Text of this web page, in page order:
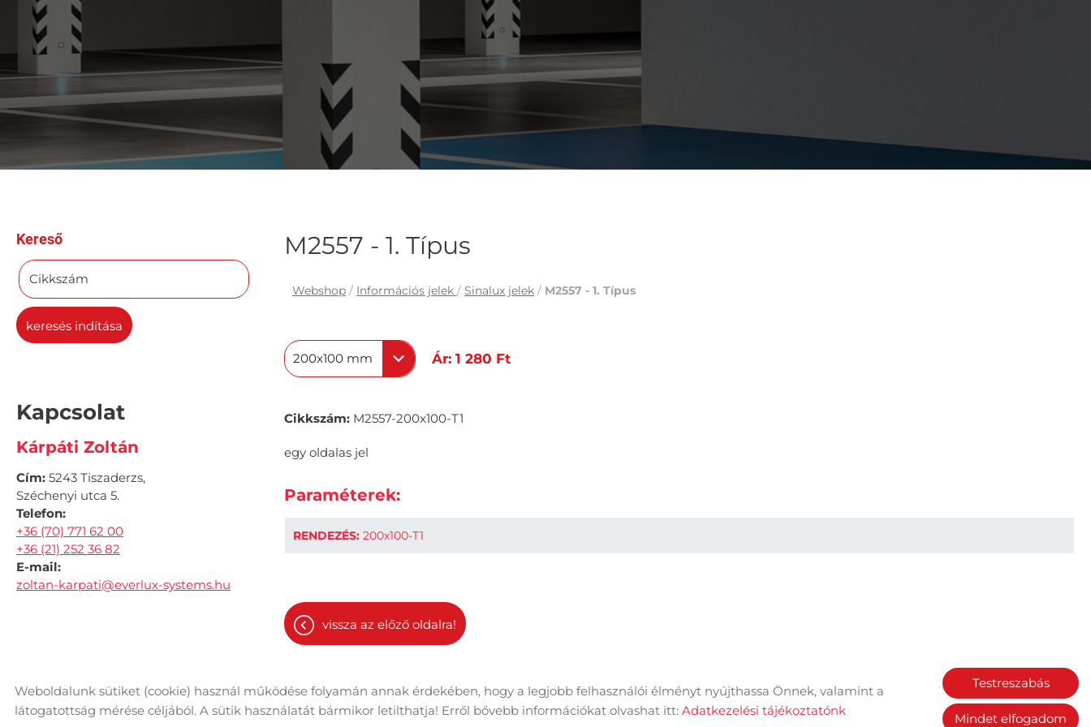
Kereső
Cikkszám
keresés indítása
Kapcsolat
Kárpáti Zoltán
Cím: 5243 Tiszaderzs,
Széchenyi utca 5.
Telefon:
+36 (70) 771 62 00
+36 (21) 252 36 82
E-mail:
zoltan-karpati@everlux-systems.hu
M2557 - 1. Típus
Webshop / Információs jelek / Sinalux jelek / M2557 - 1. Típus
200x100 mm Ár: 1 280 Ft
Cikkszám: M2557-200x100-T1
egy oldalas jel
Paraméterek:
RENDEZÉS: 200x100-T1
vissza az előző oldalra!
© 2026 - Minden jog fenntartva Oldal információk Adatkezelési tájékoztató Impresszum Sütik kezelése
Mindet elfogadom
Testreszabás
Weboldalunk sütiket (cookie) használ működése folyamán annak érdekében, hogy a legjobb felhasználói élményt nyújthassa Önnek, valamint a
látogatottság mérése céljából. A sütik használatát bármikor letilthatja! Erről bővebb információkat olvashat itt: Adatkezelési tájékoztatónk